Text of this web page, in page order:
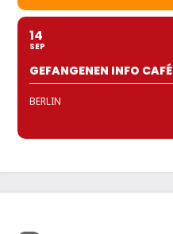
14
SEP
GEFANGENEN INFO CAFÉ
BERLIN